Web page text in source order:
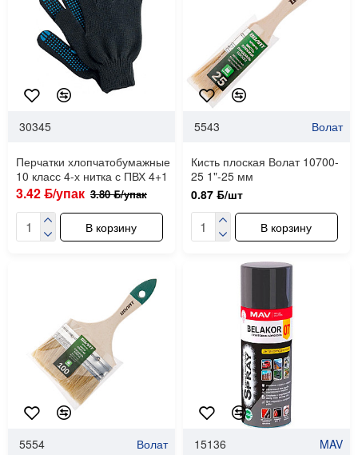
30345
Перчатки хлопчатобумажные
10 класс 4-х нитка с ПВХ 4+1
3.42 ƃ/упак 3.80 ƃ/упак
В корзину
5543 Волат
Кисть плоская Волат 10700-
25 1"-25 мм
0.87 ƃ/шт
В корзину
5554 Волат 15136 MAV